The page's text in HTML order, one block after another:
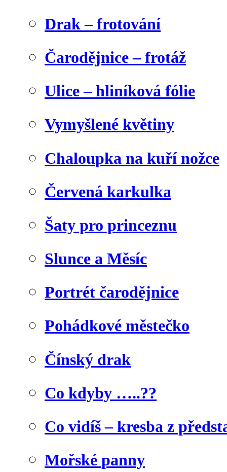
Drak – frotování
Čarodějnice – frotáž
Ulice – hliníková fólie
Vymyšlené květiny
Chaloupka na kuří nožce
Červená karkulka
Šaty pro princeznu
Slunce a Měsíc
Portrét čarodějnice
Pohádkové městečko
Čínský drak
Co kdyby …..??
Co vidíš – kresba z
Mořské panny